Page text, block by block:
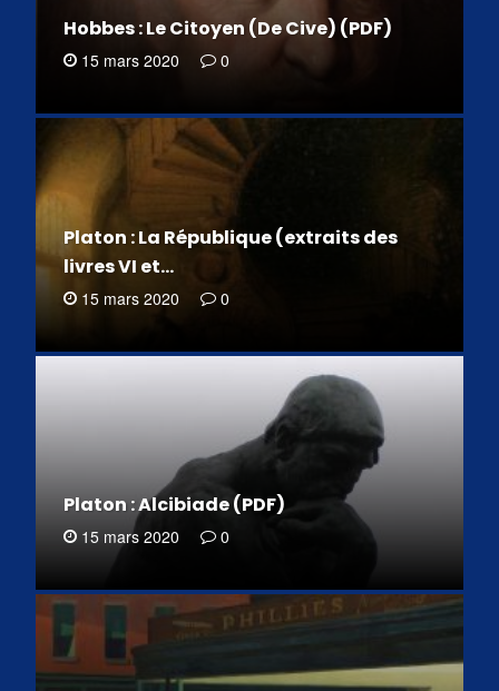
Hobbes : Le Citoyen (De Cive) (PDF)
15 mars 2020 0
Platon : La République (extraits des
livres VI et…
15 mars 2020 0
Platon : Alcibiade (PDF)
15 mars 2020 0